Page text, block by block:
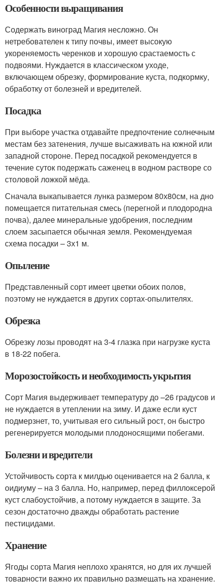
Особенности выращивания
Содержать виноград Магия несложно. Он
нетребователен к типу почвы, имеет высокую
укореняемость черенков и хорошую срастаемость с
подвоями. Нуждается в классическом уходе,
включающем обрезку, формирование куста, подкормку,
обработку от болезней и вредителей.
Посадка
При выборе участка отдавайте предпочтение солнечным
местам без затенения, лучше высаживать на южной или
западной стороне. Перед посадкой рекомендуется в
течение суток подержать саженец в водном растворе со
столовой ложкой мёда.
Сначала выкапывается лунка размером 80х80см, на дно
помещается питательная смесь (перегной и плодородна
почва), далее минеральные удобрения, последним
слоем засыпается обычная земля. Рекомендуемая
схема посадки – 3х1 м.
Опыление
Представленный сорт имеет цветки обоих полов,
поэтому не нуждается в других сортах-опылителях.
Обрезка
Обрезку лозы проводят на 3-4 глазка при нагрузке куста
в 18-22 побега.
Морозостойкость и необходимость укрытия
Сорт Магия выдерживает температуру до –26 градусов и
не нуждается в утеплении на зиму. И даже если куст
подмерзнет, то, учитывая его сильный рост, он быстро
регенерируется молодыми плодоносящими побегами.
Болезни и вредители
Устойчивость сорта к милдью оценивается на 2 балла, к
оидиуму – на 3 балла. Но, например, перед филлоксерой
куст слабоустойчив, а потому нуждается в защите. За
сезон достаточно дважды обработать растение
пестицидами.
Хранение
Ягоды сорта Магия неплохо хранятся, но для их лучшей
товарности важно их правильно размещать на хранение.